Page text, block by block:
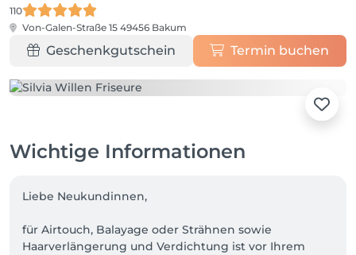
110
Von-Galen-Straße 15 49456 Bakum
Geschenkgutschein Termin buchen
Wichtige Informationen
Liebe Neukundinnen,
für Airtouch, Balayage oder Strähnen sowie
Haarverlängerung und Verdichtung ist vor Ihrem